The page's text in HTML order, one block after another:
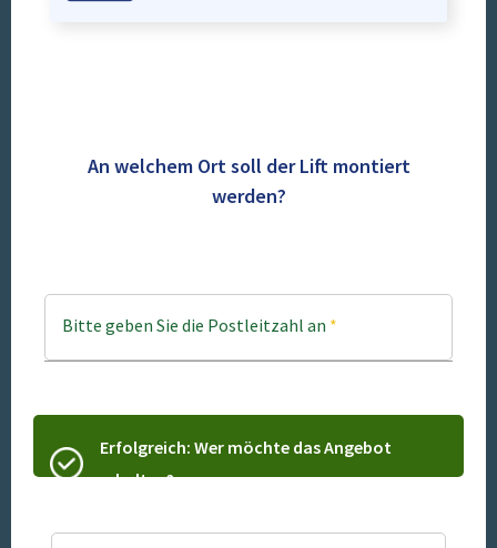
An welchem Ort soll der Lift montiert
werden?
Bitte geben Sie die Postleitzahl an *
Erfolgreich: Wer möchte das Angebot
erhalten?